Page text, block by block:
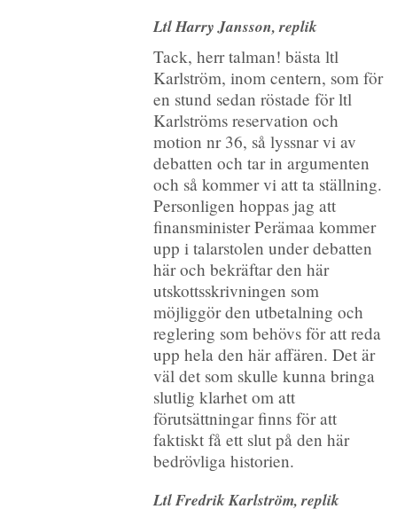
Ltl Harry Jansson, replik
Tack, herr talman! bästa ltl
Karlström, inom centern, som för
en stund sedan röstade för ltl
Karlströms reservation och
motion nr 36, så lyssnar vi av
debatten och tar in argumenten
och så kommer vi att ta ställning.
Personligen hoppas jag att
finansminister Perämaa kommer
upp i talarstolen under debatten
här och bekräftar den här
utskottsskrivningen som
möjliggör den utbetalning och
reglering som behövs för att reda
upp hela den här affären. Det är
väl det som skulle kunna bringa
slutlig klarhet om att
förutsättningar finns för att
faktiskt få ett slut på den här
bedrövliga historien.
Ltl Fredrik Karlström, replik